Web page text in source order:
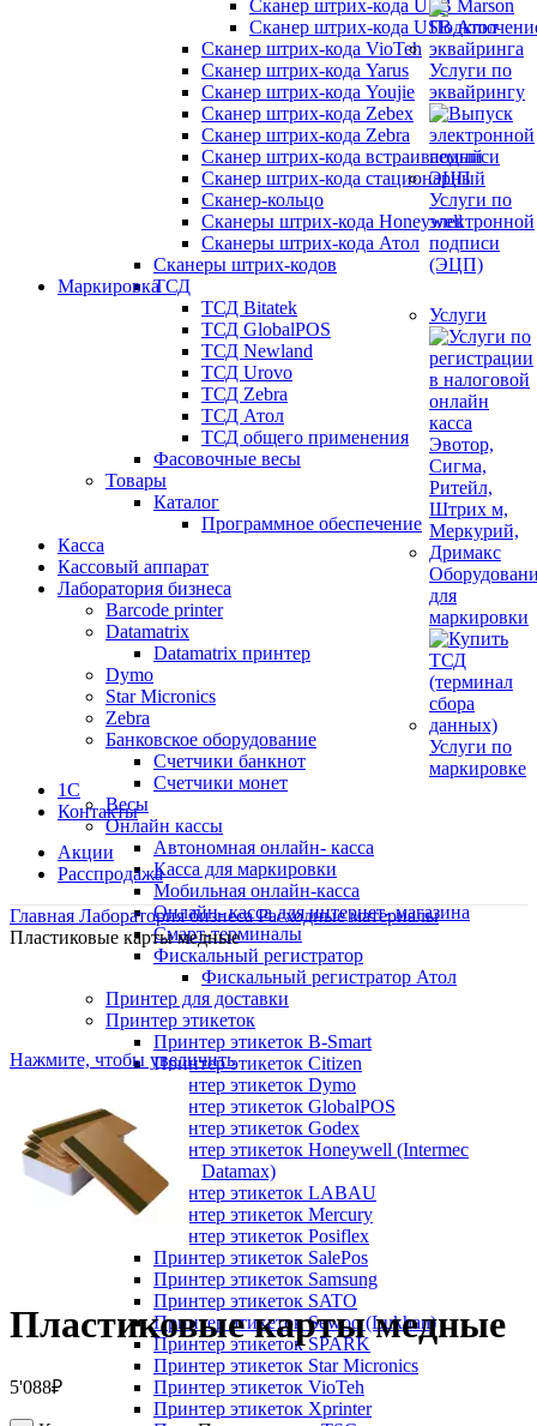
Сканер штрих-кода USB Marson
Сканер штрих-кода USB Атол
Сканер штрих-кода VioTeh
Сканер штрих-кода Yarus
Сканер штрих-кода Youjie
Сканер штрих-кода Zebex
Сканер штрих-кода Zebra
Сканер штрих-кода встраиваемый
Сканер штрих-кода стационарный
Сканер-кольцо
Сканеры штрих-кода Honeywell
Сканеры штрих-кода Атол
Сканеры штрих-кодов
ТСД
ТСД Bitatek
ТСД GlobalPOS
ТСД Newland
ТСД Urovo
ТСД Zebra
ТСД Атол
ТСД общего применения
Фасовочные весы
Товары
Каталог
Программное обеспечение
Касса
Кассовый аппарат
Лаборатория бизнеса
Barcode printer
Datamatrix
Datamatrix принтер
Dymo
Star Micronics
Zebra
Банковское оборудование
Счетчики банкнот
Счетчики монет
Весы
Онлайн кассы
Автономная онлайн- касса
Касса для маркировки
Мобильная онлайн-касса
Онлайн- касса для интернет- магазина
Смарт-терминалы
Фискальный регистратор
Фискальный регистратор Атол
Принтер для доставки
Принтер этикеток
Принтер этикеток B-Smart
Принтер этикеток Citizen
Принтер этикеток Dymo
Принтер этикеток GlobalPOS
Принтер этикеток Godex
Принтер этикеток Honeywell (Intermec
Datamax)
Принтер этикеток LABAU
Принтер этикеток Mercury
Принтер этикеток Posiflex
Принтер этикеток SalePos
Принтер этикеток Samsung
Принтер этикеток SATO
Принтер этикеток Sewoo (Lukhan)
Принтер этикеток SPARK
Принтер этикеток Star Micronics
Принтер этикеток VioTeh
Принтер этикеток Xprinter
Услуги по
эквайрингу
Услуги по
электронной
подписи
(ЭЦП)
Маркировка
Услуги
для
маркировки
Услуги по
маркировке
1С
Контакты
Акции
Расспродажа
Главная Лаборатория бизнесаРасходные материалы
Пластиковые карты медные
Нажмите, чтобы увеличить
Пластиковые карты медные
5'088₽